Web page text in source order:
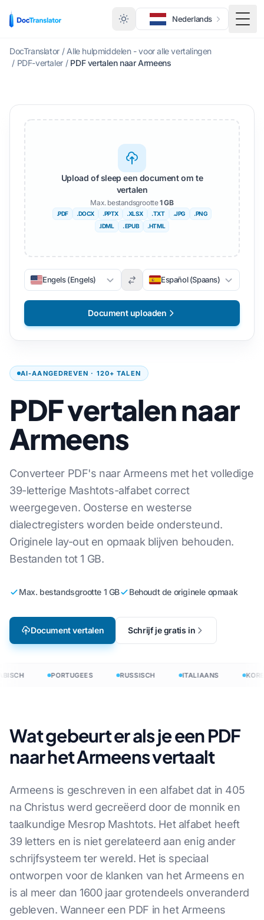
Nederlands
DocTranslator / Alle hulpmiddelen - voor alle vertalingen
/ PDF-vertaler / PDF vertalen naar Armeens
AI-AANGEDREVEN · 120+ TALEN
PDF vertalen naar
Armeens
Converteer PDF's naar Armeens met het volledige
39-letterige Mashtots-alfabet correct
weergegeven. Oosterse en westerse
dialectregisters worden beide ondersteund.
Originele lay-out en opmaak blijven behouden.
Bestanden tot 1 GB.
Max. bestandsgrootte 1 GB Behoudt de originele opmaak
Document vertalen Schrijf je gratis in
Upload of sleep een document om te
vertalen
Max. bestandsgrootte1 GB
.PDF .DOCX .PPTX .XLSX .TXT .JPG
.PNG
.IDML
. EPUB .HTML
Engels (Engels) Español (Spaans)
Document uploaden
PORTUGEES RUSSISCH ITALIAANS
Wat gebeurt er als je een PDF
naar het Armeens vertaalt
Armeens is geschreven in een alfabet dat in 405
na Christus werd gecreëerd door de monnik en
taalkundige Mesrop Mashtots. Het alfabet heeft
39 letters en is niet gerelateerd aan enig ander
schrijfsysteem ter wereld. Het is speciaal
ontworpen voor de klanken van het Armeens en
is al meer dan 1600 jaar grotendeels onveranderd
gebleven. Wanneer een PDF in het Armeens